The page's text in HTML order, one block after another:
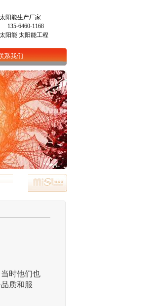
阳能生产厂家
135-6460-1168
阳能 太阳能工程
系我们
时他们也
质和服